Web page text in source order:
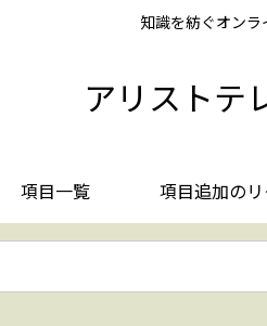
知識を紡ぐオン
アリストテ
項目一覧 項目追加の